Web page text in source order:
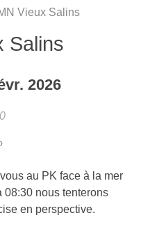
Vieux Salins
Salins
2026
au PK face à la mer
nous tenterons
en perspective.